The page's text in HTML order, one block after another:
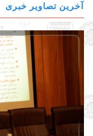
آخرین تصاویر خبری